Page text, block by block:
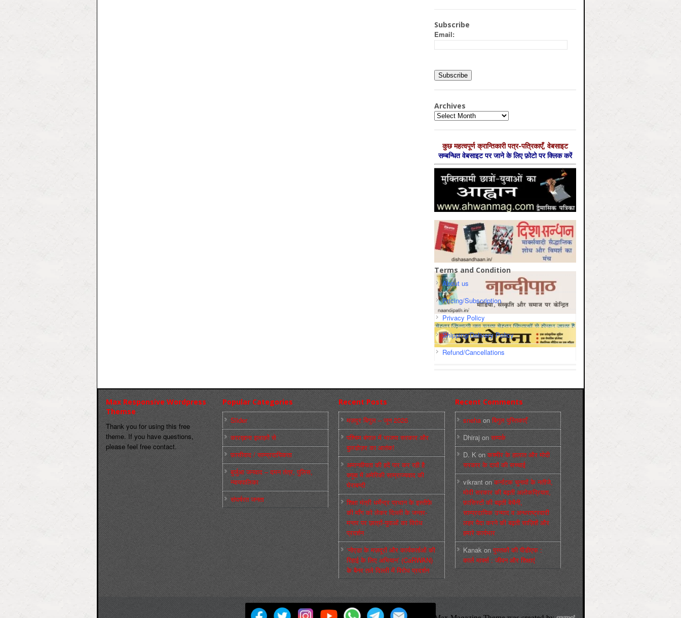
Subscribe
Email:
Archives
Archives
कुछ महत्‍वपूर्ण क्रान्तिकारी पत्र-पत्रिकाएँ, वेबसाइट
सम्‍बन्धित वेबसाइट पर जाने के लिए फ़ोटो पर क्लिक करें
Terms and Condition
About us
Pricing/Subscription
Privacy Policy
Shipping/Delivery Policy
Refund/Cancellations
Max Responsive Wordpress
Themse
Thank you for using this free
theme. If you have questions,
please feel free contact.
Popular Categories
Slider
कारख़ाना इलाक़ों से
फ़ासीवाद / साम्‍प्रदायिकता
बुर्जुआ जनवाद – दमन तंत्र, पुलिस,
न्‍यायपालिका
संघर्षरत जनता
Recent Posts
मज़दूर बिगुल – जून 2026
पश्चिम बंगाल में भाजपा सरकार और
बुलडोज़र का आतंक!
अमानवीयता की हदें पार कर रही है
क्यूबा में अमेरिकी साम्राज्यवाद की
घेराबन्दी
शिक्षा मंत्री धर्मेन्द्र प्रधान के इस्तीफ़े
की माँग को लेकर दिल्ली के जन्तर-
मन्तर पर छात्रों-युवाओं का विरोध
प्रदर्शन
‘नोएडा के मज़दूरों और कार्यकर्ताओं की
रिहाई के लिए अभियान’ (CaRWAN)
के बैनर तले दिल्ली में विरोध प्रदर्शन
Recent Comments
snehaonबिगुल पुस्तिकाएँ
Dhirajon सम्पर्क
D. Konकश्मीर के हालात और मोदी
सरकार के दावों की सच्चाई
vikrantonकर्नाटक चुनावों के नतीजे,
मोदी सरकार की बढ़ती अलोकप्रियता,
फ़ासिस्टों की बढ़ती बेचैनी,
साम्प्रदायिक उन्माद व अन्धराष्ट्रवादी
लहर पैदा करने की बढ़ती साज़िशें और
हमारे कार्यभार
Kanakonपुस्‍तकों की पीडीएफ :
कार्ल मार्क्‍स : जीवन और शिक्षाएं
मज़दूर बिगुल Powered by
WordPress